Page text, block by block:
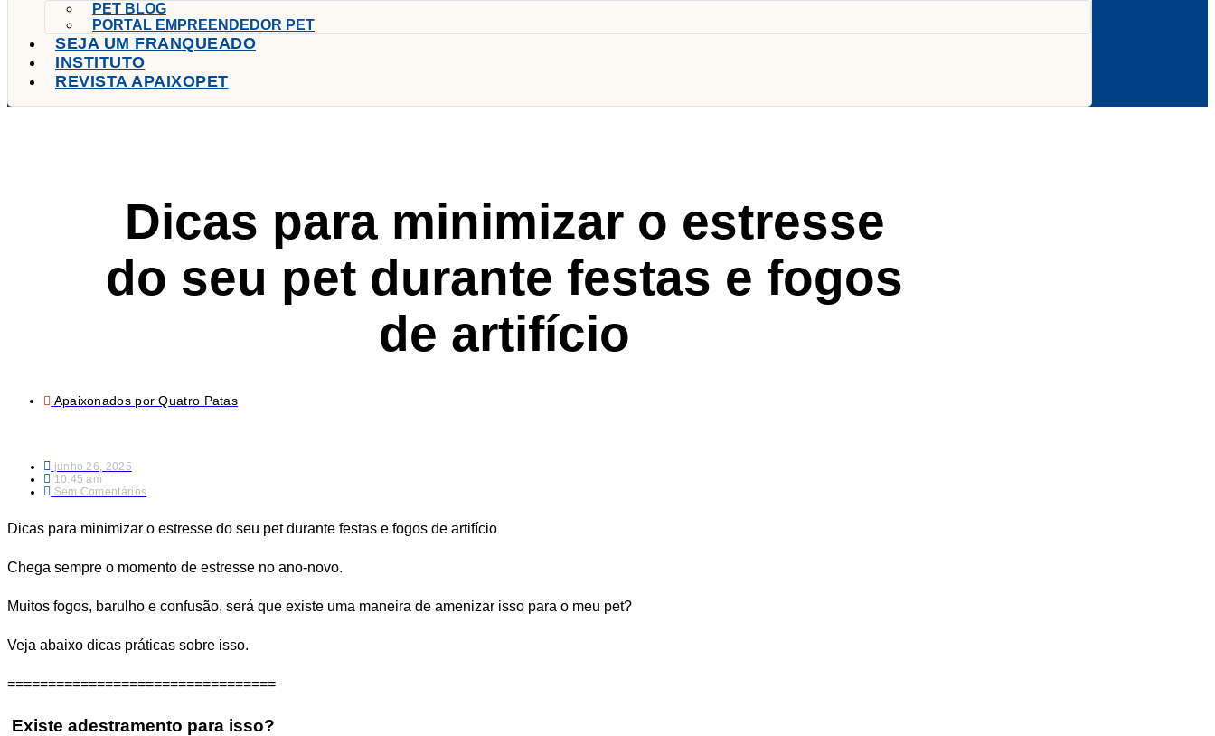
PET BLOG
PORTAL EMPREENDEDOR PET
SEJA UM FRANQUEADO
INSTITUTO
REVISTA APAIXOPET
Dicas para minimizar o estresse
do seu pet durante festas e fogos
de artifício
Apaixonados por Quatro Patas
junho 26, 2025
10:45 am
Sem Comentários
Dicas para minimizar o estresse do seu pet durante festas e fogos de artifício
Chega sempre o momento de estresse no ano-novo.
Muitos fogos, barulho e confusão, será que existe uma maneira de amenizar isso para o meu pet?
Veja abaixo dicas práticas sobre isso.
=================================
Existe adestramento para isso?